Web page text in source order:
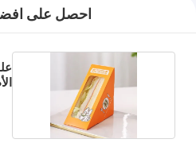
احصل على